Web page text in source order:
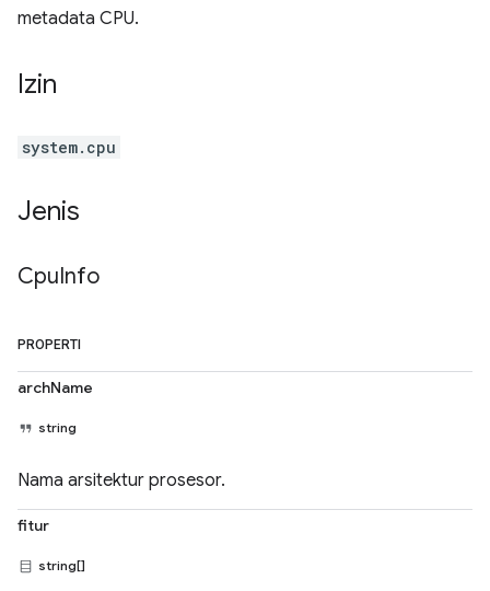
metadata CPU.
Izin
system.cpu
Jenis
CpuInfo
PROPERTI
archName
string
Nama arsitektur prosesor.
fitur
string[]